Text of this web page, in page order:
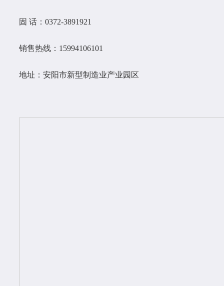
固 话：0372-3891921
销售热线：15994106101
地址：安阳市新型制造业产业园区